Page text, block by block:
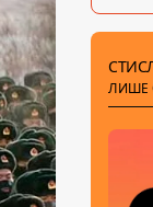
ЛИШЕ